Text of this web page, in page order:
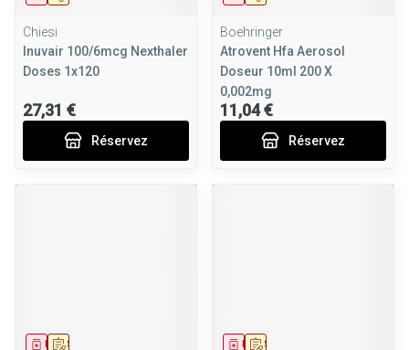
Chiesi
Inuvair 100/6mcg Nexthaler
Doses 1x120
27,31 €
Réservez
Boehringer
Atrovent Hfa Aerosol
Doseur 10ml 200 X
0,002mg
11,04 €
Réservez
Sur prescription
Médicament Sur prescription
Médicament